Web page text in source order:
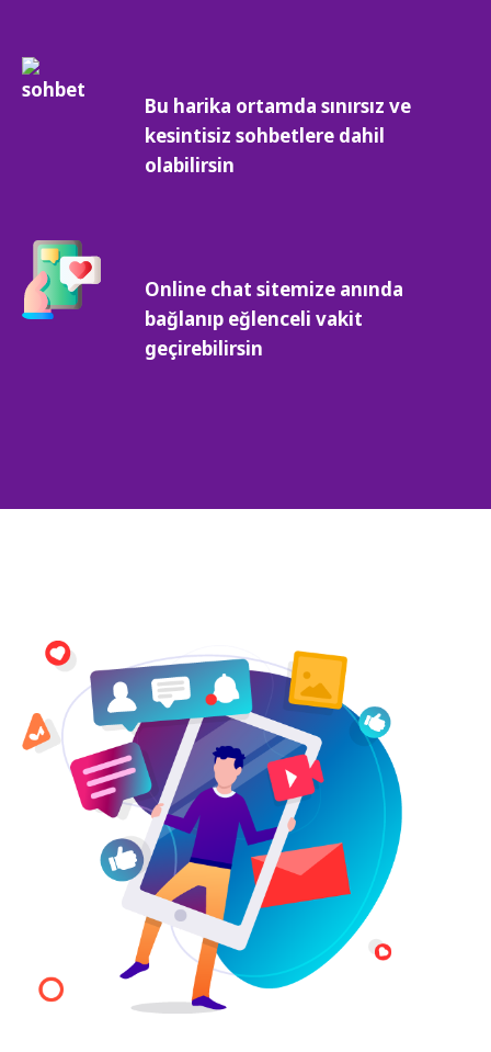
Bu harika ortamda sınırsız ve
kesintisiz sohbetlere dahil
olabilirsin
Online chat sitemize anında
bağlanıp eğlenceli vakit
geçirebilirsin